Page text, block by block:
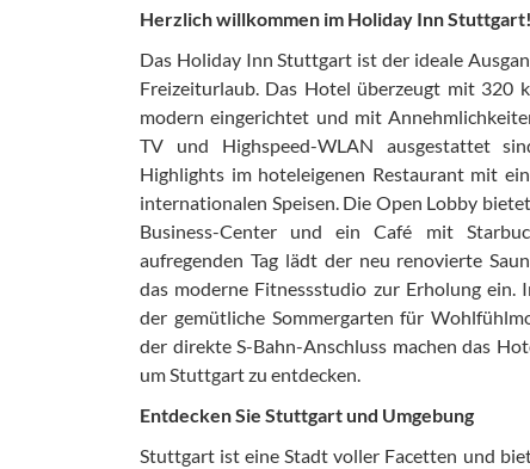
Herzlich willkommen im Holiday Inn Stuttgart!
Das Holiday Inn Stuttgart ist der ideale
Freizeiturlaub. Das Hotel überzeugt mit 320
modern eingerichtet und mit
TV und Highspeed-WLAN ausgestattet
Highlights im hoteleigenen Restaurant mit
internationalen Speisen. Die Open Lobby
Business-Center und ein Café mit
aufregenden Tag lädt der neu renovierte
das moderne Fitnessstudio zur Erholung ein.
der gemütliche Sommergarten für
der direkte S-Bahn-Anschluss machen das
um Stuttgart zu entdecken.
Entdecken Sie Stuttgart und Umgebung
Stuttgart ist eine Stadt voller Facetten und